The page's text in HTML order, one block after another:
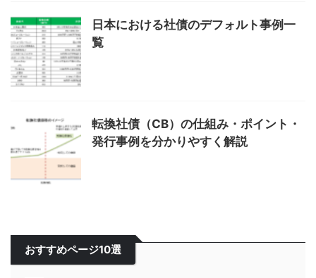
日本における社債のデフォルト事例一
覧
転換社債（CB）の仕組み・ポイント・
発行事例を分かりやすく解説
おすすめページ10選